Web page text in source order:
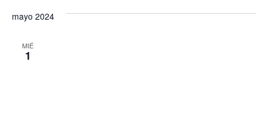
mayo 2024
MIÉ
1